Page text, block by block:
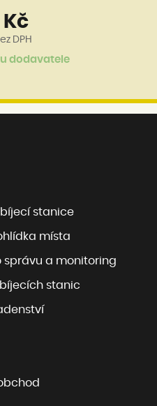
Kč
DPH
dodavatele
stanice
místa
správu a monitoring
stanic